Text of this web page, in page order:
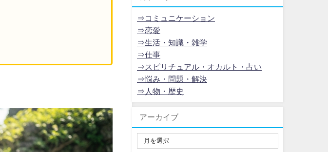
⇒コミュニケーション
⇒恋愛
⇒生活・知識・雑学
⇒仕事
⇒スピリチュアル・オカルト・占い
⇒悩み・問題・解決
⇒人物・歴史
アーカイブ